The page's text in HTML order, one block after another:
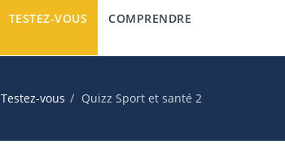
TESTEZ-VOUS COMPRENDRE
Testez-vous Quizz Sport et santé 2